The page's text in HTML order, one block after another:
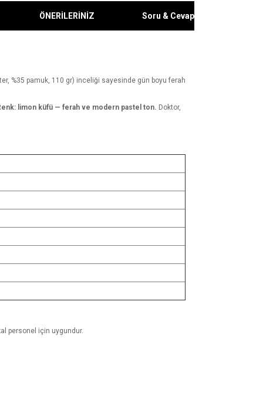
ÖNERİLERİNİZ Soru & Cevap
%35 pamuk, 110 gr) inceliği sayesinde gün boyu ferah
limon küfü — ferah ve modern pastel ton. Doktor,
personel için uygundur.